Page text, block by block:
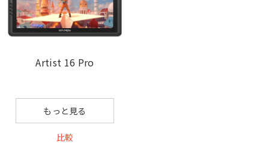
Artist 16 Pro
もっと見る
比較